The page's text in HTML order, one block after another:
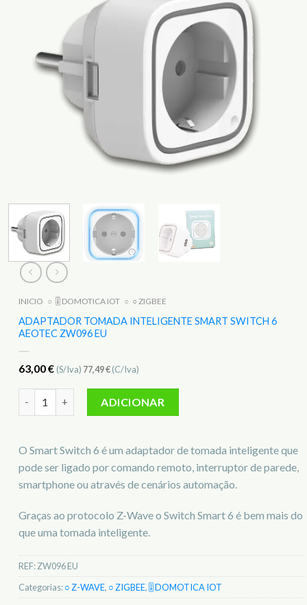
INICIO ○ 🎚️ DOMOTICA IOT ○ ○ ZIGBEE
ADAPTADOR TOMADA INTELIGENTE SMART SWITCH 6
AEOTEC ZW096 EU
63,00€ (S/Iva) 77,49€(C/Iva)
ADICIONAR
O Smart Switch 6 é um adaptador de tomada inteligente que
pode ser ligado por comando remoto, interruptor de parede,
smartphone ou através de cenários automação.
Graças ao protocolo Z-Wave o Switch Smart 6 é bem mais do
que uma tomada inteligente.
REF:ZW096 EU
Categorias:○ Z-WAVE, ○ ZIGBEE, 🎚️ DOMOTICA IOT